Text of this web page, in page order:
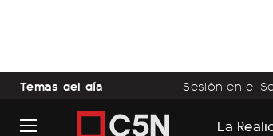
Temas del día Sesión en el
La